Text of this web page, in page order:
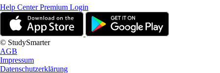
Help CenterPremium Login
© StudySmarter
AGB
Impressum
Datenschutzerklärung